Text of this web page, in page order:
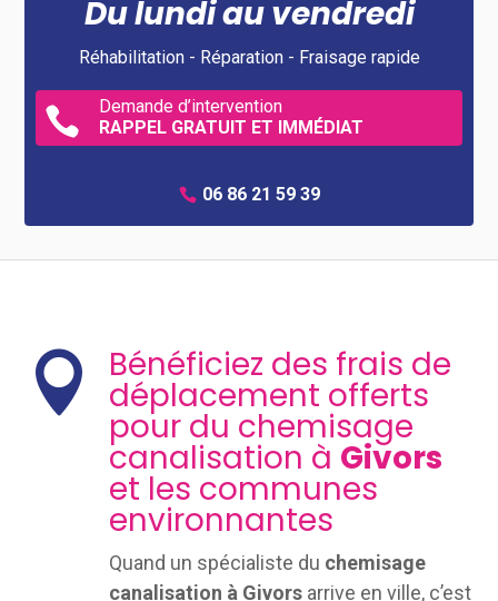
Du lundi au vendredi
Réhabilitation - Réparation - Fraisage rapide

Demande d’intervention
RAPPEL GRATUIT ET IMMÉDIAT
06 86 21 59 39
 Bénéficiez des frais de
déplacement offerts
pour du chemisage
canalisation à Givors
et les communes
environnantes
Quand un spécialiste du chemisage
canalisation à Givorsarrive en ville, c’est